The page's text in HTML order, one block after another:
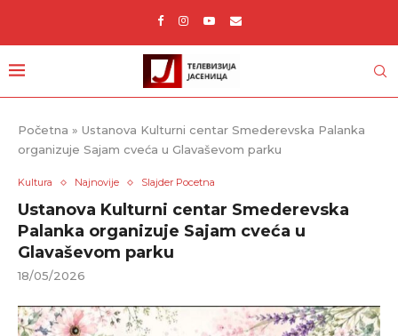
Početna » Ustanova Kulturni centar Smederevska Palanka
organizuje Sajam cveća u Glavaševom parku
Kultura Najnovije Slajder Pocetna
Ustanova Kulturni centar Smederevska
Palanka organizuje Sajam cveća u
Glavaševom parku
18/05/2026